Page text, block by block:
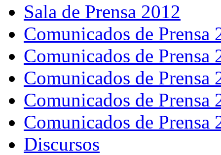
Sala de Prensa 2012
Comunicados de Prensa
Comunicados de Prensa
Comunicados de Prensa
Comunicados de Prensa
Comunicados de Prensa
Discursos